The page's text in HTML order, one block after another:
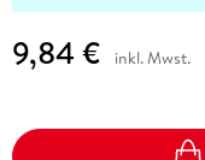
9,84 € inkl. Mwst.